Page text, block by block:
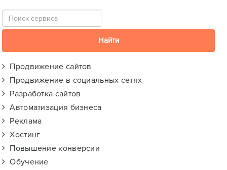
Продвижение сайтов
Продвижение в социальных сетях
Разработка сайтов
Автоматизация бизнеса
Реклама
Хостинг
Повышение конверсии
Обучение